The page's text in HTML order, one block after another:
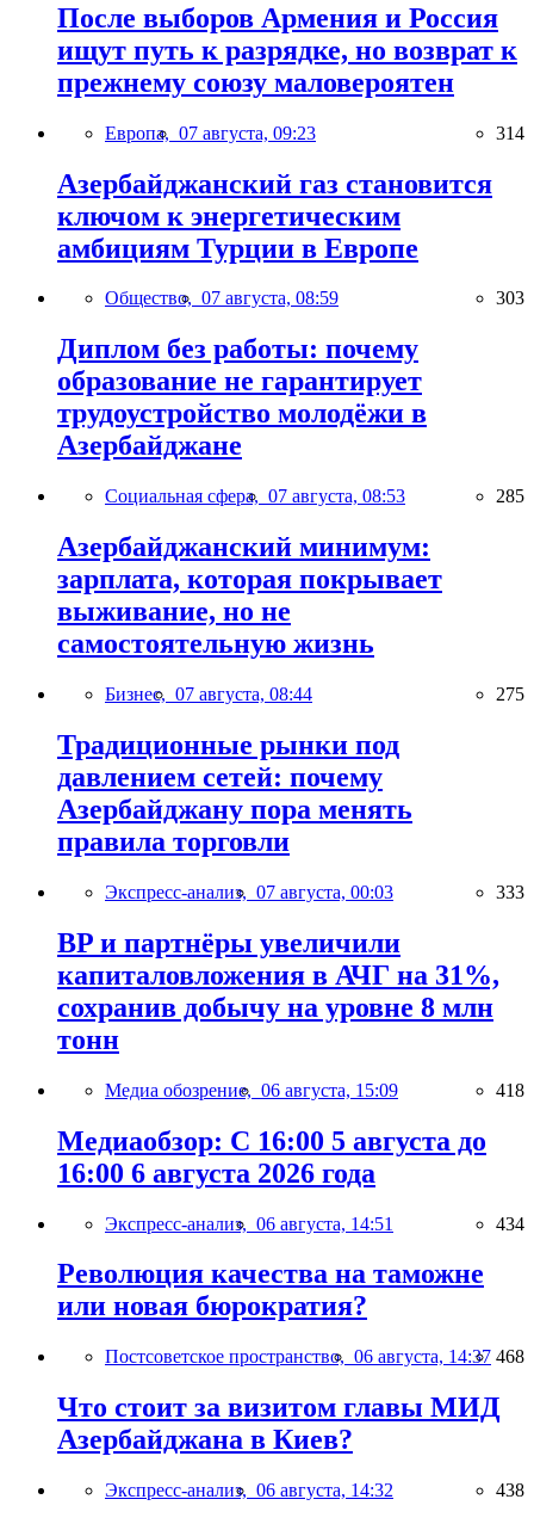
После выборов Армения и Россия
ищут путь к разрядке, но возврат к
прежнему союзу маловероятен
Европа, 07 августа, 09:23 314
Азербайджанский газ становится
ключом к энергетическим
амбициям Турции в Европе
Общество, 07 августа, 08:59 303
Диплом без работы: почему
образование не гарантирует
трудоустройство молодёжи в
Азербайджане
Социальная сфера, 07 августа, 08:53 285
Азербайджанский минимум:
зарплата, которая покрывает
выживание, но не
самостоятельную жизнь
Бизнес, 07 августа, 08:44 275
Традиционные рынки под
давлением сетей: почему
Азербайджану пора менять
правила торговли
Экспресс-анализ, 07 августа, 00:03 333
BP и партнёры увеличили
капиталовложения в АЧГ на 31%,
сохранив добычу на уровне 8 млн
тонн
Медиа обозрение, 06 августа, 15:09 418
Медиаобзор: С 16:00 5 августа до
16:00 6 августа 2026 года
Экспресс-анализ, 06 августа, 14:51 434
Революция качества на таможне
или новая бюрократия?
Постсоветское пространство, 06 августа, 14:37 468
Что стоит за визитом главы МИД
Азербайджана в Киев?
Экспресс-анализ, 06 августа, 14:32 438